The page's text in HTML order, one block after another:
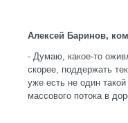
Алексей Баринов,
- Думаю, какое-то
скорее, поддержать
уже есть не один такой
массового потока в